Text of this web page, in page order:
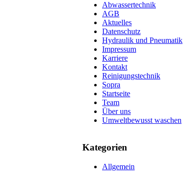
Abwassertechnik
AGB
Aktuelles
Datenschutz
Hydraulik und Pneumatik
Impressum
Karriere
Kontakt
Reinigungstechnik
Sopra
Startseite
Team
Über uns
Umweltbewusst waschen
Kategorien
Allgemein